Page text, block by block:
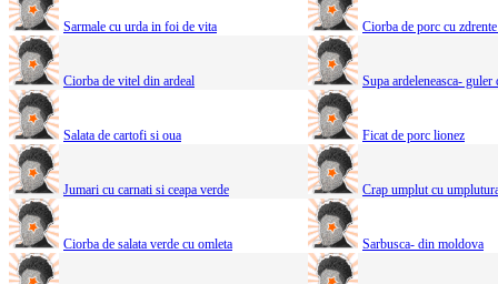
Sarmale cu urda in foi de vita Ciorba de porc cu
Ciorba de vitel din ardeal Supa ardeleneasca- guler
Salata de cartofi si oua Ficat de porc lionez
Jumari cu carnati si ceapa verde Crap umplut cu
Ciorba de salata verde cu omleta Sarbusca- din moldova